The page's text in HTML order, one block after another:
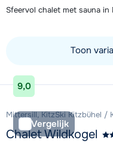
Sfeervol chalet met sauna in
Toon
Bekijk accommodatie
9,0
Vergelijk
Mittersill, KitzSki Kitzbühel /
Chalet Wildkogel